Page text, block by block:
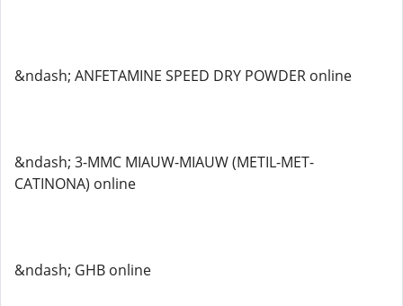
&ndash; ANFETAMINE SPEED DRY POWDER online
&ndash; 3-MMC MIAUW-MIAUW (METIL-MET-
CATINONA) online
&ndash; GHB online